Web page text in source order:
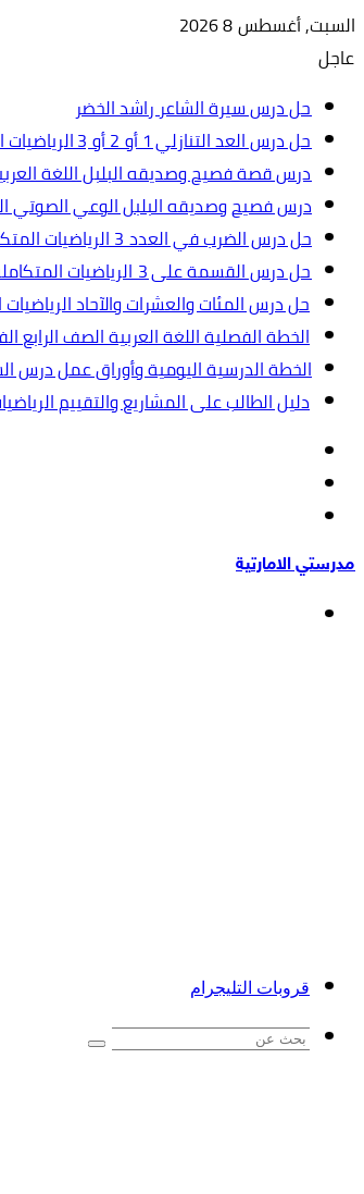
السبت, أغسطس 8 2026
عاجل
حل درس سيرة الشاعر راشد الخضر
حل درس العد التنازلي 1 أو 2 أو 3 الرياضيات المتكاملة الصف الأول
درس قصة فصيح وصديقه البلبل اللغة
درس فصيح وصديقه البلبل الوعي الصوتي
حل درس الضرب في العدد 3 الرياضيات المتكاملة الصف الثالث.ppt
حل درس القسمة على 3 الرياضيات المتكاملة الصف الثالث
حل درس المئات والعشرات والآحاد
الخطة الفصلية اللغة العربية الصف الرابع الفصل
الخطة الدرسية اليومية وأوراق عمل درس
دليل الطالب على المشاريع والتقييم
عمود
جانبي
مدرستي الامارتية
قروبات التليجرام
بحث